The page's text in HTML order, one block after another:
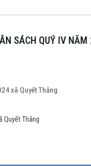
SÁCH QUÝ IV
xã Quyết Thắng
Quyết Thắng